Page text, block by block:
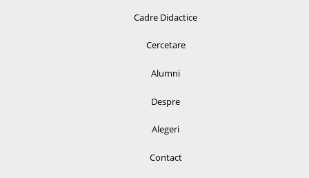
Cadre Didactice
Cercetare
Alumni
Despre
Alegeri
Contact